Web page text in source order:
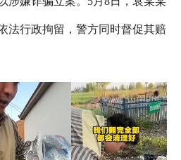
法行政拘留，警方同时督促其赔